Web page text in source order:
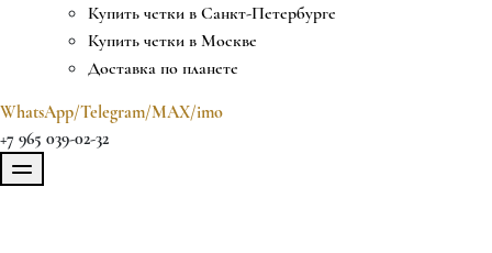
Купить четки в Санкт-Петербурге
Купить четки в Москве
Доставка по планете
WhatsApp/Telegram/MAX/imo
+7 965 039-02-32